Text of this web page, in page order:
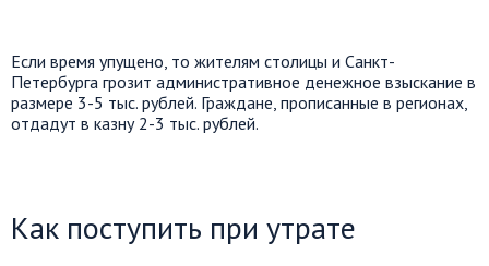
Если время упущено, то жителям столицы и Санкт-
Петербурга грозит административное денежное взыскание в
размере 3-5 тыс. рублей. Граждане, прописанные в регионах,
отдадут в казну 2-3 тыс. рублей.
Как поступить при утрате